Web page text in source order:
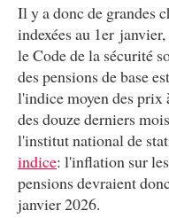
Il y a donc de grandes
indexées au 1er
le Code de la sécurité
des pensions de base
l'indice moyen des prix
des douze derniers
l'institut national de
indice: l'inflation sur
pensions devraient
janvier 2026.